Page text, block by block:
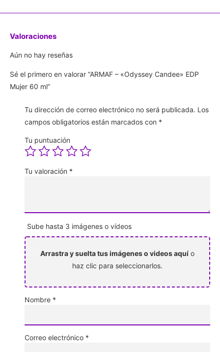
Valoraciones
Aún no hay reseñas
Sé el primero en valorar “ARMAF – «Odyssey Candee» EDP
Mujer 60 ml”
Tu dirección de correo electrónico no será publicada. Los
campos obligatorios están marcados con *
Tu puntuación
Tu valoración *
Sube hasta 3 imágenes o vídeos
Arrastra y suelta tus imágenes o videos aquí o
haz clic para seleccionarlos.
Nombre *
Correo electrónico *